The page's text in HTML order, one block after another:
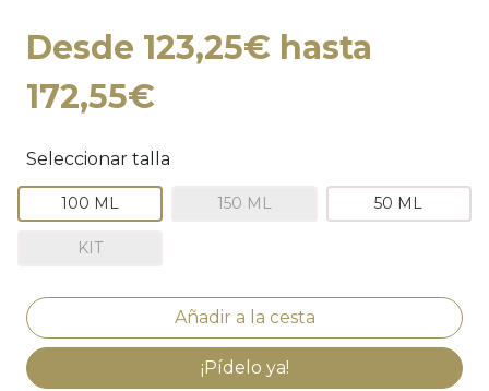
Desde 123,25€ hasta
172,55€
Seleccionar talla
100 ML 150 ML 50 ML
KIT
¡Pídelo ya!